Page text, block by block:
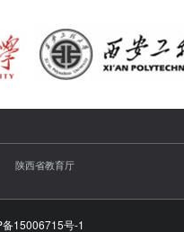
陕西省教育厅
备15006715号-1